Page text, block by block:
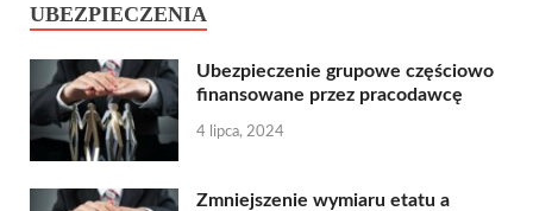
UBEZPIECZENIA
Ubezpieczenie grupowe częściowo
finansowane przez pracodawcę
4 lipca, 2024
Zmniejszenie wymiaru etatu a